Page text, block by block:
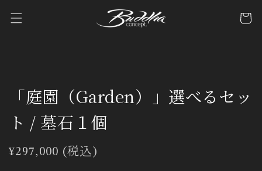
ンツに
進む
ー
「庭園（Garden）」選べるセッ
ト / 墓石１個
通
¥297,000 (税込)